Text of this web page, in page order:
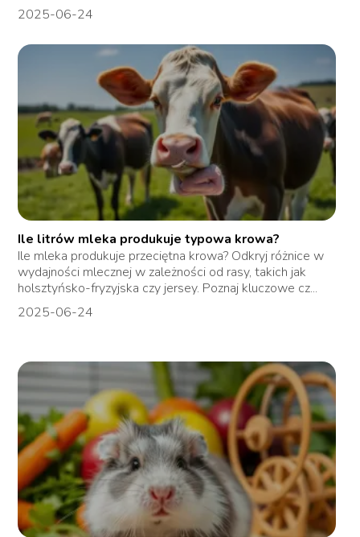
2025-06-24
Ile litrów mleka produkuje typowa krowa?
Ile mleka produkuje przeciętna krowa? Odkryj różnice w
wydajności mlecznej w zależności od rasy, takich jak
holsztyńsko-fryzyjska czy jersey. Poznaj kluczowe cz...
2025-06-24